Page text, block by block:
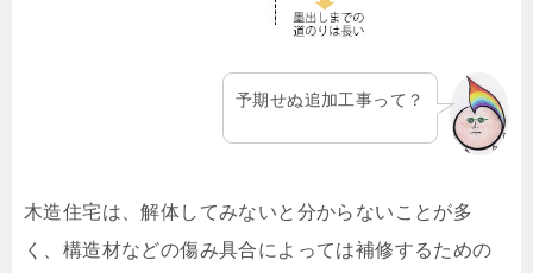
予期せぬ追加工事って？
木造住宅は、解体してみないと分からないことが多
く、構造材などの傷み具合によっては補修するための